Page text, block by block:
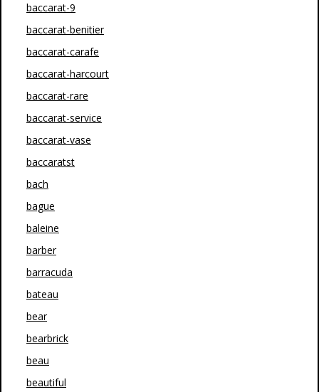
baccarat-9
baccarat-benitier
baccarat-carafe
baccarat-harcourt
baccarat-rare
baccarat-service
baccarat-vase
baccaratst
bach
bague
baleine
barber
barracuda
bateau
bear
bearbrick
beau
beautiful